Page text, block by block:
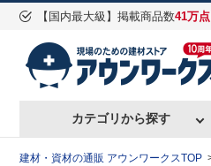
【国内最大級】掲載商品数41万点
カテゴリから探す
建材・資材の通販 アウンワークスTOP